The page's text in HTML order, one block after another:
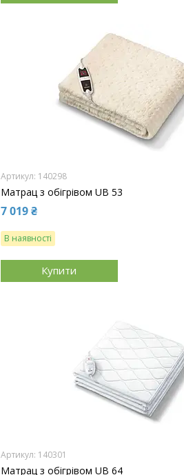
140298
Матрац з обігрівом UB 53
7 019 ₴
В наявності
Купити
140301
Матрац з обігрівом UB 64